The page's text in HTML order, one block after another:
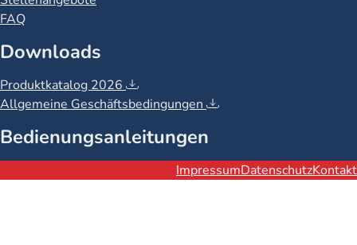
FAQ
Downloads
Produktkatalog 2026
Allgemeine Geschäftsbedingungen
Bedienungsanleitungen
ImpressumDatenschutzKontakt